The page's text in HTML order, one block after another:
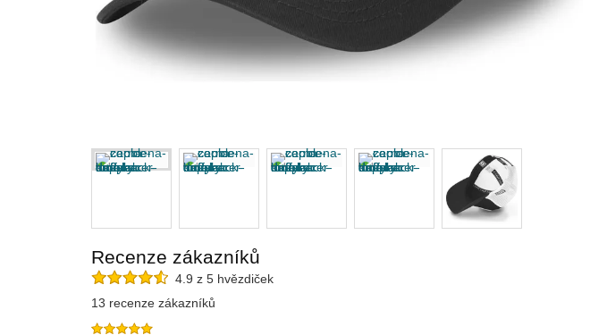
Recenze zákazníků
4.9 z 5 hvězdiček
13 recenze zákazníků